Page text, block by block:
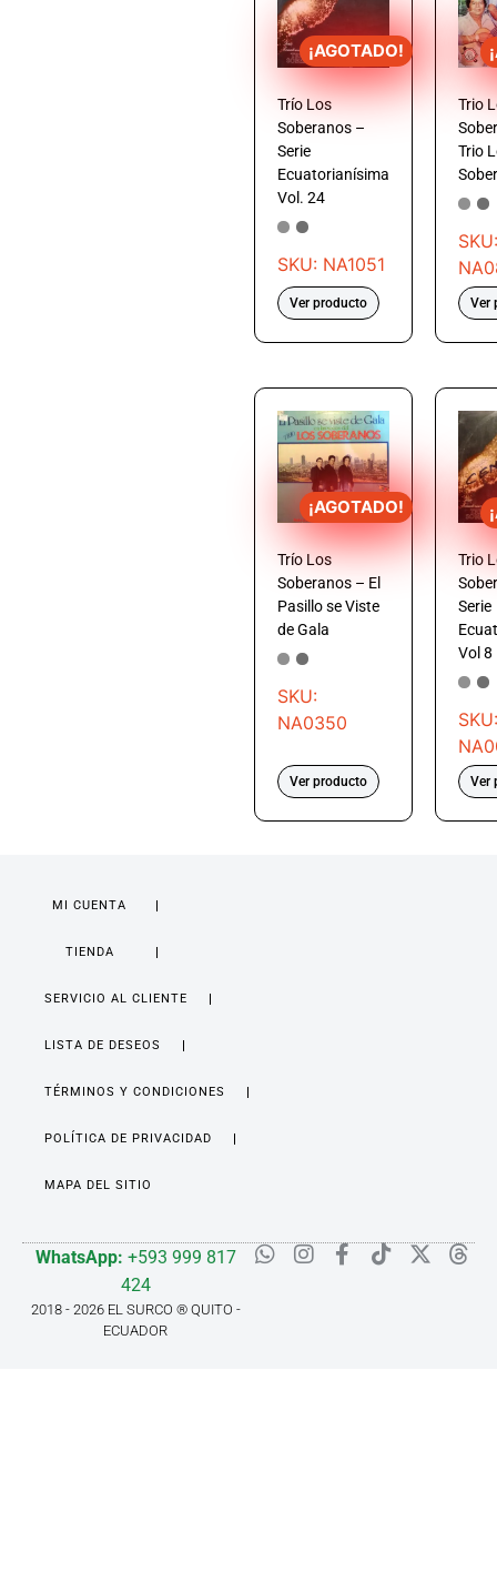
¡AGOTADO!
Trío Los
Soberanos –
Serie
Ecuatorianísima
Vol. 24
SKU: NA1051
Ver producto
Trio
Trio
SKU:
Ver
¡AGOTADO!
Trío Los
Soberanos – El
Pasillo se Viste
de Gala
SKU:
NA0350
Ver producto
Trio
Serie
Vol 8
SKU:
Ver
MI CUENTA
TIENDA
SERVICIO AL CLIENTE
LISTA DE DESEOS
TÉRMINOS Y CONDICIONES
POLÍTICA DE PRIVACIDAD
MAPA DEL SITIO
WhatsApp: +593 999 817
424
2018 - 2026 EL SURCO ® QUITO -
ECUADOR